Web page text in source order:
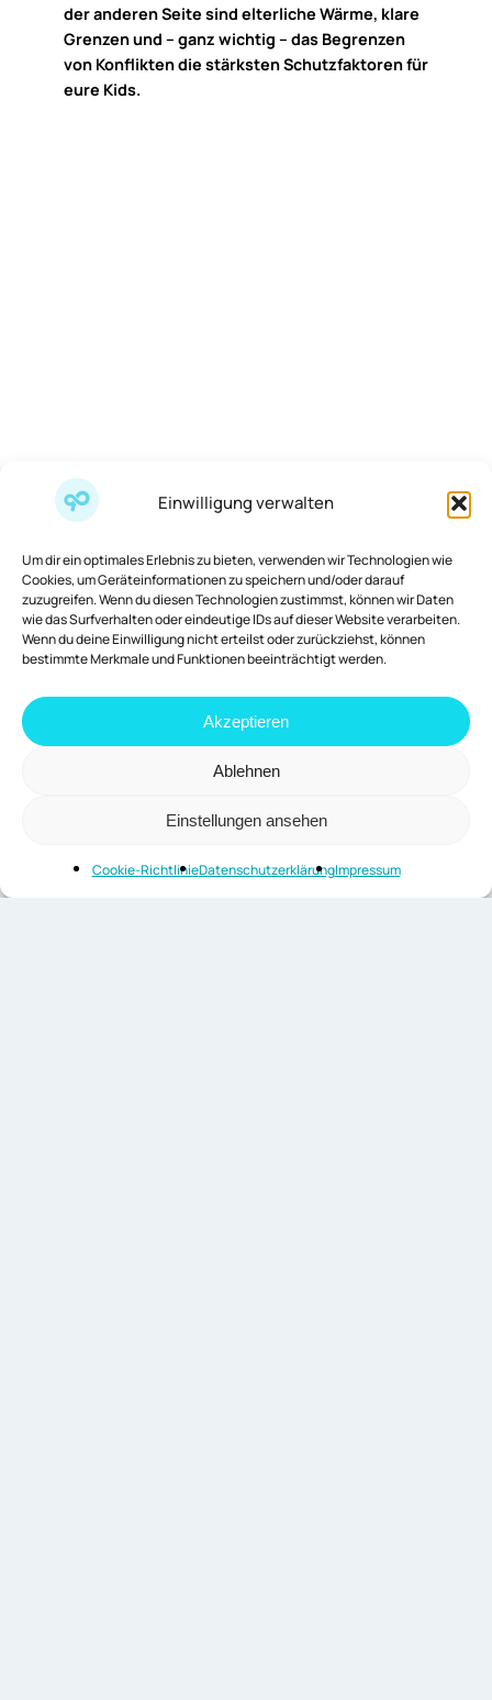
Einwilligung verwalten
Um dir ein optimales Erlebnis zu bieten, verwenden wir Technologien wie
Cookies, um Geräteinformationen zu speichern und/oder darauf
zuzugreifen. Wenn du diesen Technologien zustimmst, können wir Daten
wie das Surfverhalten oder eindeutige IDs auf dieser Website verarbeiten.
Wenn du deine Einwilligung nicht erteilst oder zurückziehst, können
bestimmte Merkmale und Funktionen beeinträchtigt werden.
Akzeptieren
Ablehnen
Einstellungen ansehen
Cookie-RichtlinieDatenschutzerklärungImpressum
der anderen Seite sind elterliche Wärme, klare
Grenzen und – ganz wichtig – das Begrenzen
von Konflikten die stärksten Schutzfaktoren für
eure Kids.